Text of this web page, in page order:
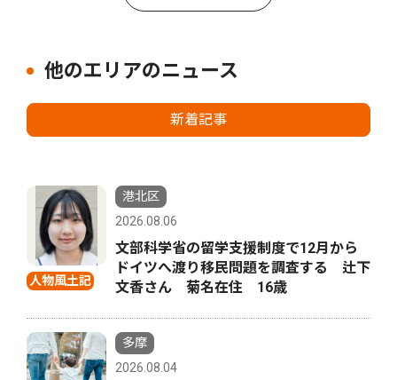
他のエリアのニュース
新着記事
人物風土記
港北区
2026.08.06
文部科学省の留学支援制度で12月から
ドイツへ渡り移民問題を調査する 辻下
文香さん 菊名在住 16歳
多摩
2026.08.04